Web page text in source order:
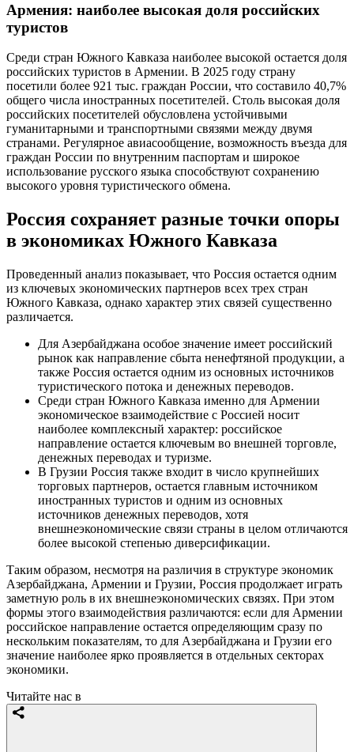
Армения: наиболее высокая доля российских
туристов
Среди стран Южного Кавказа наиболее высокой остается доля
российских туристов в Армении. В 2025 году страну
посетили более 921 тыс. граждан России, что составило 40,7%
общего числа иностранных посетителей. Столь высокая доля
российских посетителей обусловлена устойчивыми
гуманитарными и транспортными связями между двумя
странами. Регулярное авиасообщение, возможность въезда для
граждан России по внутренним паспортам и широкое
использование русского языка способствуют сохранению
высокого уровня туристического обмена.
Россия сохраняет разные точки опоры
в экономиках Южного Кавказа
Проведенный анализ показывает, что Россия остается одним
из ключевых экономических партнеров всех трех стран
Южного Кавказа, однако характер этих связей существенно
различается.
Для Азербайджана особое значение имеет российский
рынок как направление сбыта ненефтяной продукции, а
также Россия остается одним из основных источников
туристического потока и денежных переводов.
Среди стран Южного Кавказа именно для Армении
экономическое взаимодействие с Россией носит
наиболее комплексный характер: российское
направление остается ключевым во внешней торговле,
денежных переводах и туризме.
В Грузии Россия также входит в число крупнейших
торговых партнеров, остается главным источником
иностранных туристов и одним из основных
источников денежных переводов, хотя
внешнеэкономические связи страны в целом отличаются
более высокой степенью диверсификации.
Таким образом, несмотря на различия в структуре экономик
Азербайджана, Армении и Грузии, Россия продолжает играть
заметную роль в их внешнеэкономических связях. При этом
формы этого взаимодействия различаются: если для Армении
российское направление остается определяющим сразу по
нескольким показателям, то для Азербайджана и Грузии его
значение наиболее ярко проявляется в отдельных секторах
экономики.
Читайте нас в